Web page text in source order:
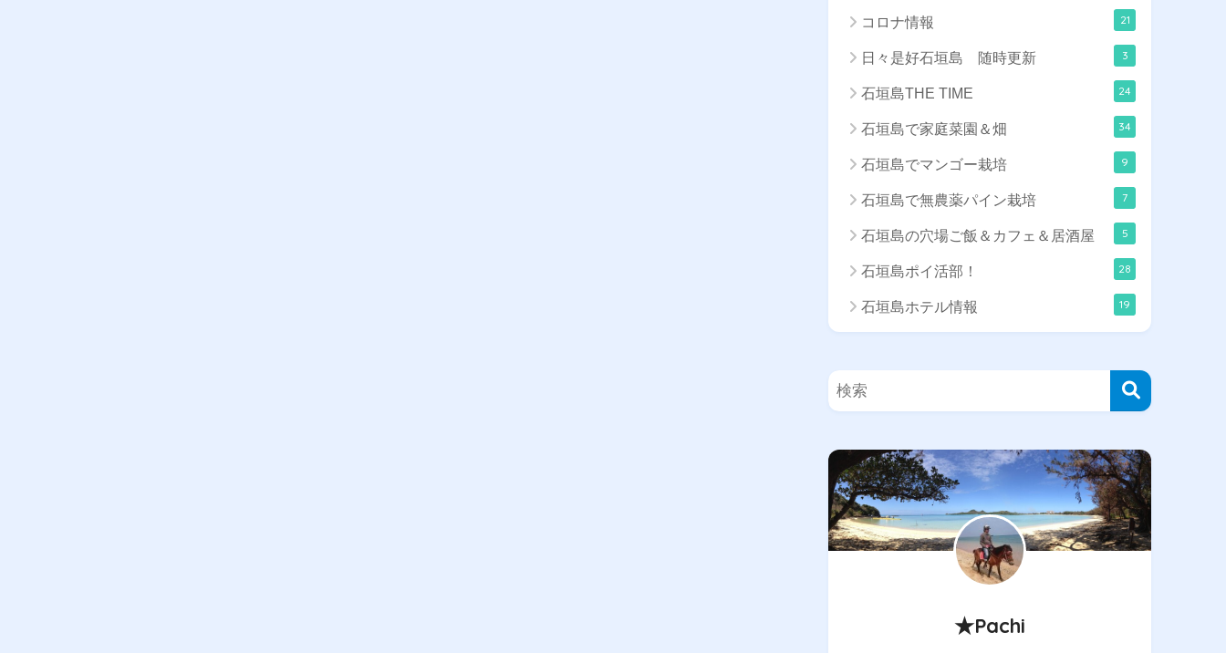
コロナ情報 21
日々是好石垣島 随時更新 3
石垣島THE TIME 24
石垣島で家庭菜園＆畑 34
石垣島でマンゴー栽培 9
石垣島で無農薬パイン栽培 7
石垣島の穴場ご飯＆カフェ＆居酒屋 5
石垣島ポイ活部！ 28
石垣島ホテル情報 19
★Pachi